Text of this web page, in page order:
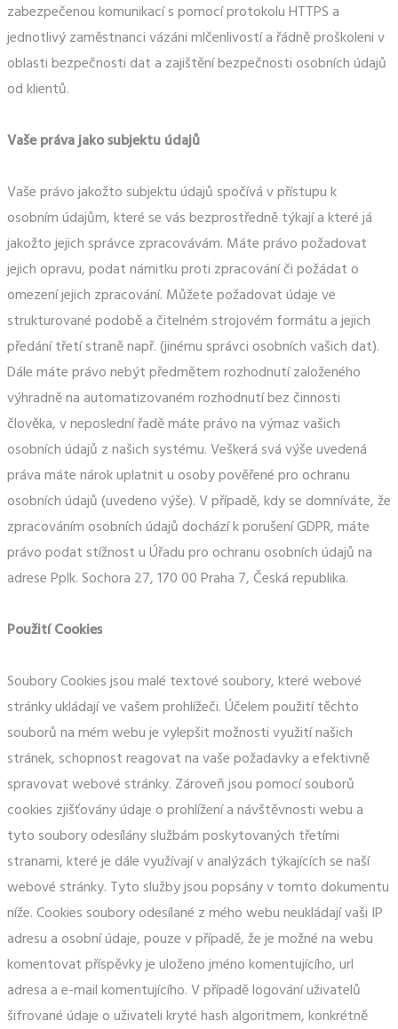
zabezpečenou komunikací s pomocí protokolu HTTPS a
jednotlivý zaměstnanci vázáni mlčenlivostí a řádně proškoleni v
oblasti bezpečnosti dat a zajištění bezpečnosti osobních údajů
od klientů.
Vaše práva jako subjektu údajů
Vaše právo jakožto subjektu údajů spočívá v přístupu k
osobním údajům, které se vás bezprostředně týkají a které já
jakožto jejich správce zpracovávám. Máte právo požadovat
jejich opravu, podat námitku proti zpracování či požádat o
omezení jejich zpracování. Můžete požadovat údaje ve
strukturované podobě a čitelném strojovém formátu a jejich
předání třetí straně např. (jinému správci osobních vašich dat).
Dále máte právo nebýt předmětem rozhodnutí založeného
výhradně na automatizovaném rozhodnutí bez činnosti
člověka, v neposlední řadě máte právo na výmaz vašich
osobních údajů z našich systému. Veškerá svá výše uvedená
práva máte nárok uplatnit u osoby pověřené pro ochranu
osobních údajů (uvedeno výše). V případě, kdy se domníváte, že
zpracováním osobních údajů dochází k porušení GDPR, máte
právo podat stížnost u Úřadu pro ochranu osobních údajů na
adrese Pplk. Sochora 27, 170 00 Praha 7, Česká republika.
Použití Cookies
Soubory Cookies jsou malé textové soubory, které webové
stránky ukládají ve vašem prohlížeči. Účelem použití těchto
souborů na mém webu je vylepšit možnosti využití našich
stránek, schopnost reagovat na vaše požadavky a efektivně
spravovat webové stránky. Zároveň jsou pomocí souborů
cookies zjišťovány údaje o prohlížení a návštěvnosti webu a
tyto soubory odesílány službám poskytovaných třetími
stranami, které je dále využívají v analýzách týkajících se naší
webové stránky. Tyto služby jsou popsány v tomto dokumentu
níže. Cookies soubory odesílané z mého webu neukládají vaši IP
adresu a osobní údaje, pouze v případě, že je možné na webu
komentovat příspěvky je uloženo jméno komentujícího, url
adresa a e-mail komentujícího. V případě logování uživatelů
šifrované údaje o uživateli kryté hash algoritmem, konkrétně